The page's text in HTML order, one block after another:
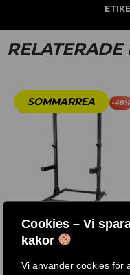
Cookies – Vi
kakor
Vi använder cookies för
-48%
HALF RACK / SPR500